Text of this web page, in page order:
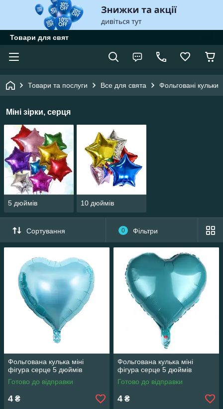
Товари для свят
Товари та послуги Все для свята Фольговані кульки
Міні зірки, серця
5 дюймів 10 дюймів
Сортування 0 Фільтри
Фольгована кулька міні
фігура серце 5 дюймів
Готово до відправки
4 ₴
Фольгована кулька міні
фігура серце 5 дюймів
Готово до відправки
4 ₴